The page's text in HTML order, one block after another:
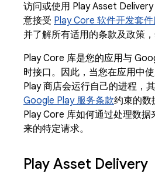
访问或使用 Play Asset
意接受 Play Core 软件开发套
并了解所有适用的条款及政策，
Play Core 库是您的应用与
时接口。因此，当您在应用中
Play 商店会运行自己的进程，
Google Play 服务条款约束的数
Play Core 库如何通过处理数
来的特定请求。
Play Asset Delivery